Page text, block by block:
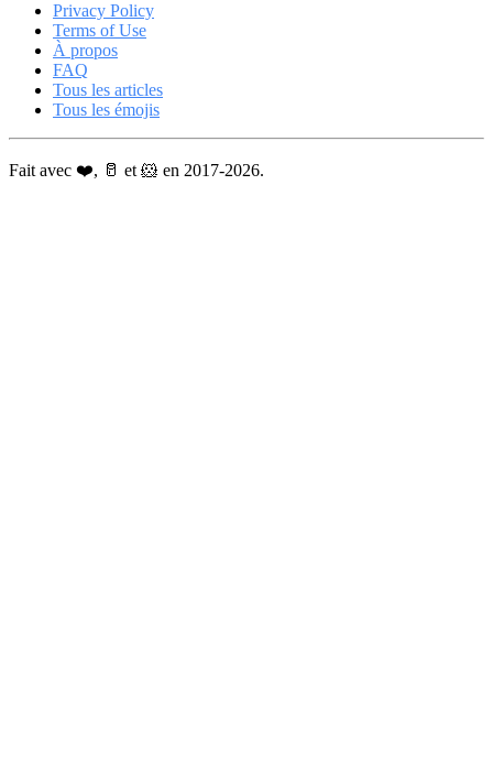
Privacy Policy
Terms of Use
À propos
FAQ
Tous les articles
Tous les émojis
Fait avec ❤️, 🥛 et 🐹 en 2017-2026.